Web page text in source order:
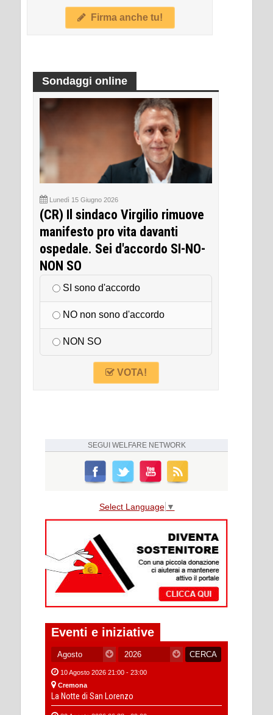
Firma anche tu!
Sondaggi online
Lunedì 15 Giugno 2026
(CR) Il sindaco Virgilio rimuove
manifesto pro vita davanti
ospedale. Sei d'accordo SI-NO-
NON SO
SI sono d'accordo
NO non sono d'accordo
NON SO
VOTA!
SEGUI WELFARE NETWORK
Select Language ▼
Eventi e iniziative
10 Agosto 2026 21:00 - 23:00
Cremona
La Notte di San Lorenzo